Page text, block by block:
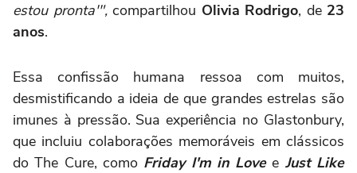
estou pronta'",compartilhou Olivia Rodrigo, de 23
anos.
Essa confissão humana ressoa com muitos,
desmistificando a ideia de que grandes estrelas são
imunes à pressão. Sua experiência no Glastonbury,
que incluiu colaborações memoráveis em clássicos
do The Cure, como Friday I'm in Love e Just Like